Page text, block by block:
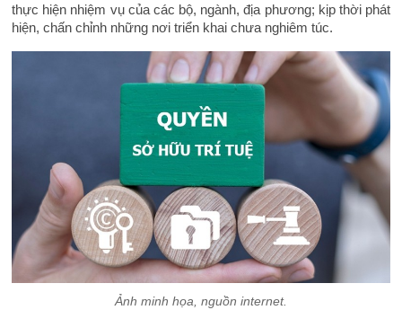
thực hiện nhiệm vụ của các bộ, ngành, địa phương; kịp thời phát
hiện, chấn chỉnh những nơi triển khai chưa nghiêm túc.
Ảnh minh họa, nguồn internet.